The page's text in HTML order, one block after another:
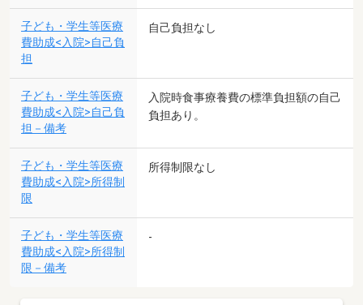
子ども・学生等医療
費助成<入院>自己負
担
自己負担なし
子ども・学生等医療
費助成<入院>自己負
担－備考
入院時食事療養費の標準負担額の自己
負担あり。
子ども・学生等医療
費助成<入院>所得制
限
所得制限なし
子ども・学生等医療
費助成<入院>所得制
限－備考
-